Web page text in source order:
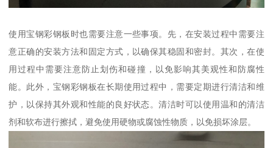
使用宝钢彩钢板时也需要注意一些事项。先，在安装过程中需要注
意正确的安装方法和固定方式，以确保其稳固和密封。其次，在使
用过程中需要注意防止划伤和碰撞，以免影响其美观性和防腐性
能。此外，宝钢彩钢板在长期使用过程中，需要定期进行清洁和维
护，以保持其外观和性能的良好状态。清洁时可以使用温和的清洁
剂和软布进行擦拭，避免使用硬物或腐蚀性物质，以免损坏涂层。